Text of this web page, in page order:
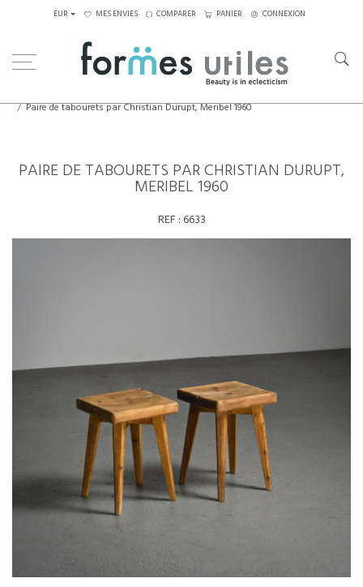
EUR MES ENVIES COMPARER PANIER CONNEXION
Paire de tabourets par Christian Durupt, Meribel 1960
PAIRE DE TABOURETS PAR CHRISTIAN DURUPT,
MERIBEL 1960
REF : 6633